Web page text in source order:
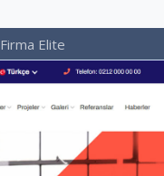
Firma Elite